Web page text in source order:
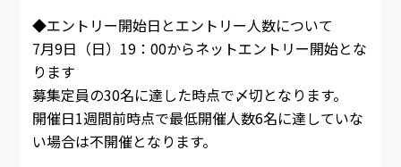
◆エントリー開始日とエントリー人数について
7月9日（日）19：00からネットエントリー開始とな
ります
募集定員の30名に達した時点で〆切となります。
開催日1週間前時点で最低開催人数6名に達していな
い場合は不開催となります。